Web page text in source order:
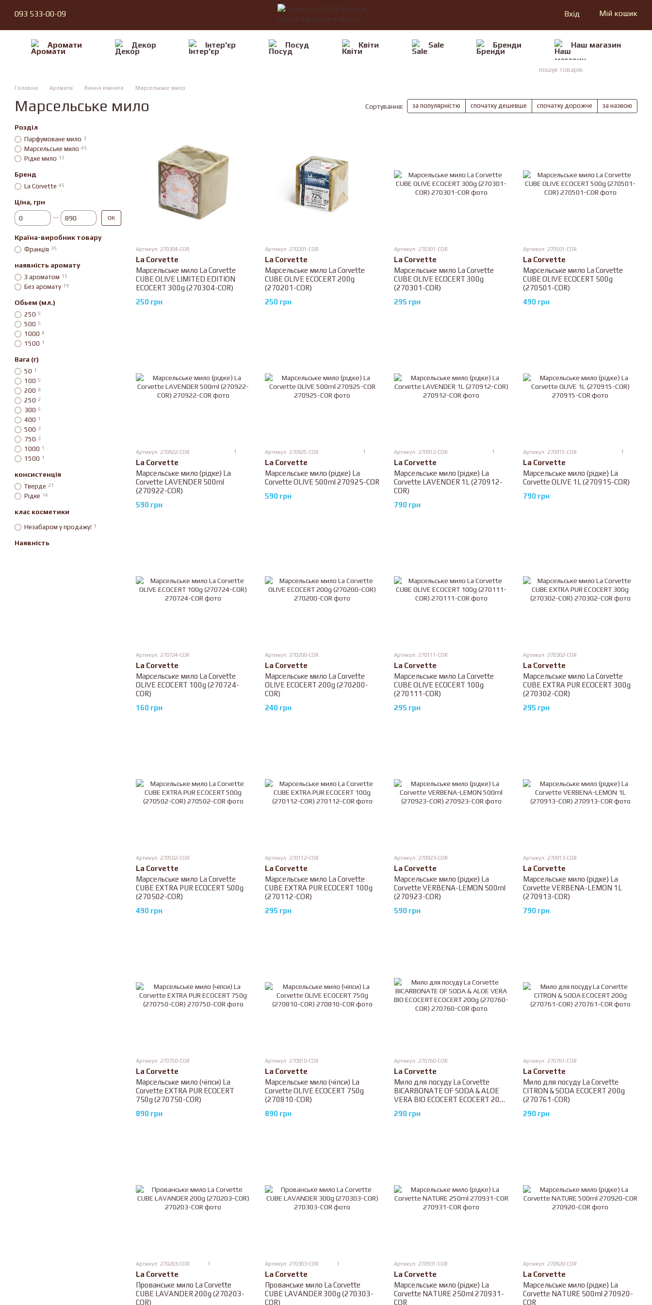
093 533-00-09 Вхід Мій кошик
Аромати Декор Iнтер'єр Посуд Квiти Sale Бренди Наш магазин
Головна Аромати Ванна кімната Марсельське мило
Марсельське мило Сортування: за популярністю спочатку дешевше спочатку дорожче за назвою
Артикул: 270304-COR
La Corvette
Марсельське мило La Corvette
CUBE OLIVE LIMITED EDITION
ECOCERT 300g (270304-COR)
250 грн
Артикул: 270201-COR
La Corvette
Марсельське мило La Corvette
CUBE OLIVE ECOCERT 200g
(270201-COR)
250 грн
Артикул: 270301-COR
La Corvette
Марсельське мило La Corvette
CUBE OLIVE ECOCERT 300g
(270301-COR)
295 грн
Артикул: 270501-COR
La Corvette
Марсельське мило La Corvette
CUBE OLIVE ECOCERT 500g
(270501-COR)
490 грн
Артикул: 270922-COR 1
La Corvette
Марсельське мило (рідке) La
Corvette LAVENDER 500ml
(270922-COR)
590 грн
Артикул: 270925-COR 1
La Corvette
Марсельське мило (рідке) La
Corvette OLIVE 500ml 270925-COR
590 грн
Артикул: 270912-COR 1
La Corvette
Марсельське мило (рідке) La
Corvette LAVENDER 1L (270912-
COR)
790 грн
Артикул: 270915-COR 1
La Corvette
Марсельське мило (рідке) La
Corvette OLIVE 1L (270915-COR)
790 грн
Артикул: 270724-COR
La Corvette
Марсельське мило La Corvette
OLIVE ECOCERT 100g (270724-
COR)
160 грн
Артикул: 270200-COR
La Corvette
Марсельське мило La Corvette
OLIVE ECOCERT 200g (270200-
COR)
240 грн
Артикул: 270111-COR
La Corvette
Марсельське мило La Corvette
CUBE OLIVE ECOCERT 100g
(270111-COR)
295 грн
Артикул: 270302-COR
La Corvette
Марсельське мило La Corvette
CUBE EXTRA PUR ECOCERT 300g
(270302-COR)
295 грн
Артикул: 270502-COR
La Corvette
Марсельське мило La Corvette
CUBE EXTRA PUR ECOCERT 500g
(270502-COR)
490 грн
Артикул: 270112-COR
La Corvette
Марсельське мило La Corvette
CUBE EXTRA PUR ECOCERT 100g
(270112-COR)
295 грн
Артикул: 270923-COR
La Corvette
Марсельське мило (рідке) La
Corvette VERBENA-LEMON 500ml
(270923-COR)
590 грн
Артикул: 270913-COR
La Corvette
Марсельське мило (рідке) La
Corvette VERBENA-LEMON 1L
(270913-COR)
790 грн
Артикул: 270750-COR
La Corvette
Марсельське мило (чіпси) La
Corvette EXTRA PUR ECOCERT
750g (270750-COR)
890 грн
Артикул: 270810-COR
La Corvette
Марсельське мило (чіпси) La
Corvette OLIVE ECOCERT 750g
(270810-COR)
890 грн
Артикул: 270760-COR
La Corvette
Мило для посуду La Corvette
BICARBONATE OF SODA & ALOE
VERA BIO ECOCERT ECOCERT 200g
290 грн
Артикул: 270761-COR
La Corvette
Мило для посуду La Corvette
CITRON & SODA ECOCERT 200g
(270761-COR)
290 грн
Артикул: 270203-COR 1
La Corvette
Прованське мило La Corvette
CUBE LAVANDER 200g (270203-
COR)
Артикул: 270303-COR 1
La Corvette
Прованське мило La Corvette
CUBE LAVANDER 300g (270303-
COR)
Артикул: 270931-COR
La Corvette
Марсельське мило (рідке) La
Corvette NATURE 250ml 270931-
COR
Артикул: 270920-COR
La Corvette
Марсельське мило (рідке) La
Corvette NATURE 500ml 270920-
COR
Розділ
Парфумоване мило 3
Марсельське мило 45
Рідке мило 12
Бренд
La Corvette 45
Ціна, грн
Від Ціна, грн
До Ціна, грн ОК
Країна-виробник товару
Франція 35
наявність аромату
З ароматом 15
Без аромату 19
Обьем (мл.)
250 5
500 5
1000 4
1500 1
Вага (г)
50 1
100 5
200 8
250 2
300 5
400 1
500 3
750 3
1000 1
1500 1
консистенція
Тверде 21
Рiдке 14
клас косметики
Незабаром у продажу! 1
Наявність